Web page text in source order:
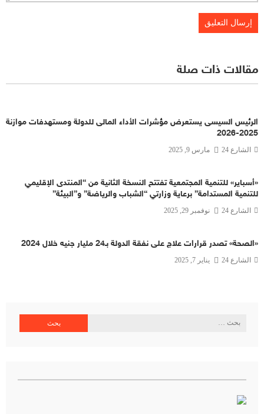
مقالات ذات صلة
الرئيس السيسى يستعرض مؤشرات الأداء المالى للدولة ومستهدفات موازنة
2025-2026
الشارع 24 مارس 9, 2025
«أسباير» للتنمية المجتمعية تفتتح النسخة الثانية من “المنتدى الإقليمي
للتنمية المستدامة” برعاية وزارتي “الشباب والرياضة” و”البيئة”
الشارع 24 نوفمبر 29, 2025
«الصحة» تصدر قرارات علاج على نفقة الدولة بـ24 مليار جنيه خلال 2024
الشارع 24 يناير 7, 2025
البحث